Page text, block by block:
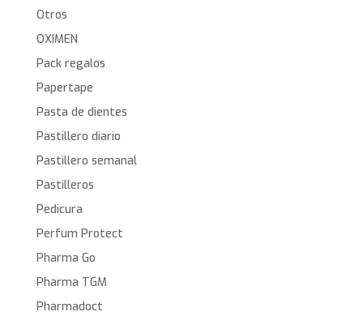
Otros
OXIMEN
Pack regalos
Papertape
Pasta de dientes
Pastillero diario
Pastillero semanal
Pastilleros
Pedicura
Perfum Protect
Pharma Go
Pharma TGM
Pharmadoct